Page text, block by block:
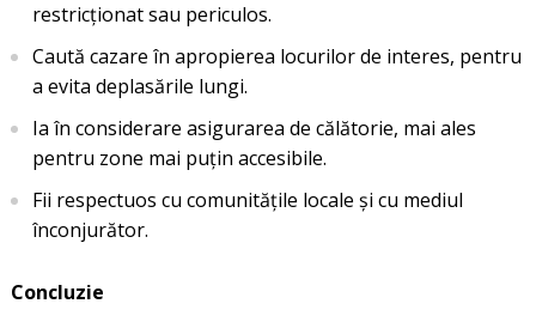
restricționat sau periculos.
Caută cazare în apropierea locurilor de interes, pentru
a evita deplasările lungi.
Ia în considerare asigurarea de călătorie, mai ales
pentru zone mai puțin accesibile.
Fii respectuos cu comunitățile locale și cu mediul
înconjurător.
Concluzie